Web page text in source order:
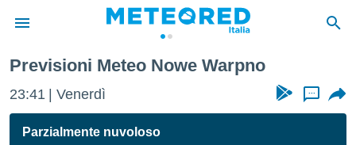
di
Previsioni Meteo Nowe Warpno
23:42 Venerdì ...
Parzialmente nuvoloso